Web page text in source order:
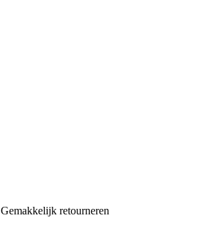
Gemakkelijk retourneren